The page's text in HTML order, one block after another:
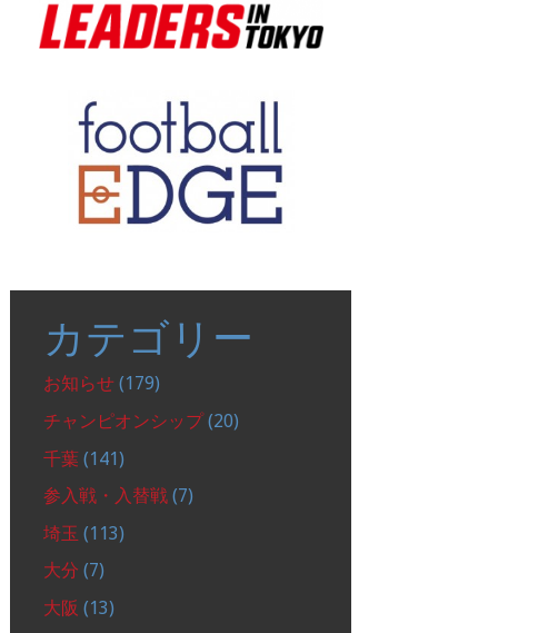
カテゴリー
お知らせ (179)
チャンピオンシップ(20)
千葉 (141)
参入戦・入替戦 (7)
埼玉 (113)
大分 (7)
大阪 (13)